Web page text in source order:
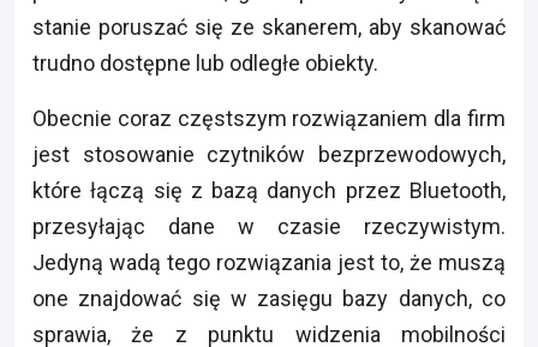
stanie poruszać się ze skanerem, aby skanować
trudno dostępne lub odległe obiekty.
Obecnie coraz częstszym rozwiązaniem dla firm
jest stosowanie czytników bezprzewodowych,
które łączą się z bazą danych przez Bluetooth,
przesyłając dane w czasie rzeczywistym.
Jedyną wadą tego rozwiązania jest to, że muszą
one znajdować się w zasięgu bazy danych, co
sprawia, że z punktu widzenia mobilności